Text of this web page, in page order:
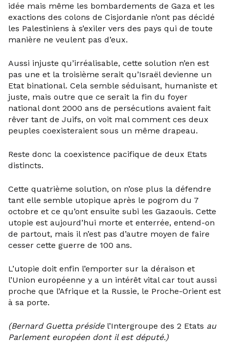
idée mais même les bombardements de Gaza et les
exactions des colons de Cisjordanie n’ont pas décidé
les Palestiniens à s’exiler vers des pays qui de toute
manière ne veulent pas d’eux.
Aussi injuste qu’irréalisable, cette solution n’en est
pas une et la troisième serait qu’Israël devienne un
Etat binational. Cela semble séduisant, humaniste et
juste, mais outre que ce serait la fin du foyer
national dont 2000 ans de persécutions avaient fait
rêver tant de Juifs, on voit mal comment ces deux
peuples coexisteraient sous un même drapeau.
Reste donc la coexistence pacifique de deux Etats
distincts.
Cette quatrième solution, on n’ose plus la défendre
tant elle semble utopique après le pogrom du 7
octobre et ce qu’ont ensuite subi les Gazaouis. Cette
utopie est aujourd’hui morte et enterrée, entend-on
de partout, mais il n’est pas d’autre moyen de faire
cesser cette guerre de 100 ans.
L’utopie doit enfin l’emporter sur la déraison et
l’Union européenne y a un intérêt vital car tout aussi
proche que l’Afrique et la Russie, le Proche-Orient est
à sa porte.
(Bernard Guetta préside l’Intergroupe des 2 Etats au
Parlement européen dont il est député.)